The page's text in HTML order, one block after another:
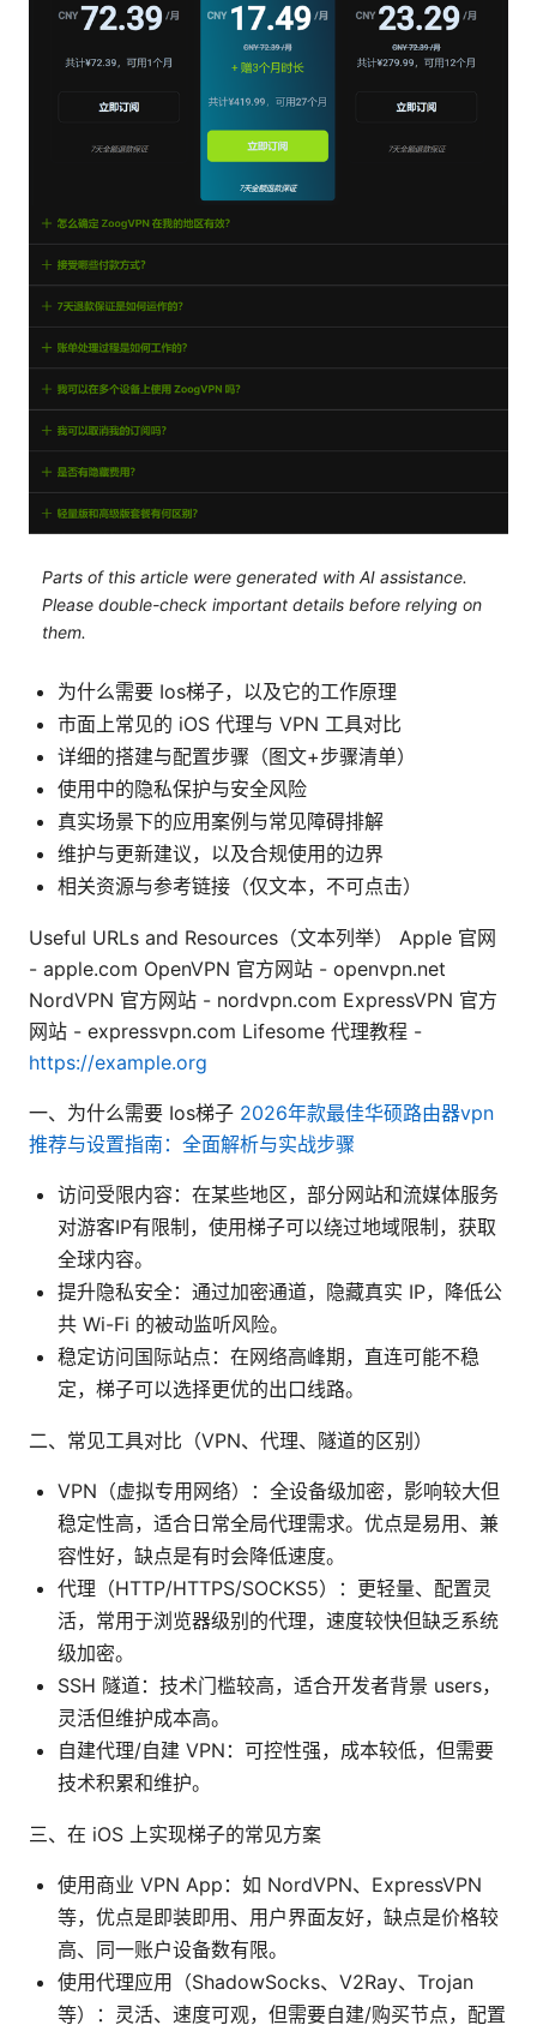
Parts of this article were generated with AI assistance.
Please double-check important details before relying on
them.
为什么需要 Ios梯子，以及它的工作原理
市面上常见的 iOS 代理与 VPN 工具对比
详细的搭建与配置步骤（图文+步骤清单）
使用中的隐私保护与安全风险
真实场景下的应用案例与常见障碍排解
维护与更新建议，以及合规使用的边界
相关资源与参考链接（仅文本，不可点击）
Useful URLs and Resources（文本列举） Apple 官网
- apple.com OpenVPN 官方网站 - openvpn.net
NordVPN 官方网站 - nordvpn.com ExpressVPN 官方
网站 - expressvpn.com Lifesome 代理教程 -
https://example.org
一、为什么需要 Ios梯子 2026年款最佳华硕路由器vpn
推荐与设置指南：全面解析与实战步骤
访问受限内容：在某些地区，部分网站和流媒体服务
对游客IP有限制，使用梯子可以绕过地域限制，获取
全球内容。
提升隐私安全：通过加密通道，隐藏真实 IP，降低公
共 Wi-Fi 的被动监听风险。
稳定访问国际站点：在网络高峰期，直连可能不稳
定，梯子可以选择更优的出口线路。
二、常见工具对比（VPN、代理、隧道的区别）
VPN（虚拟专用网络）：全设备级加密，影响较大但
稳定性高，适合日常全局代理需求。优点是易用、兼
容性好，缺点是有时会降低速度。
代理（HTTP/HTTPS/SOCKS5）：更轻量、配置灵
活，常用于浏览器级别的代理，速度较快但缺乏系统
级加密。
SSH 隧道：技术门槛较高，适合开发者背景 users，
灵活但维护成本高。
自建代理/自建 VPN：可控性强，成本较低，但需要
技术积累和维护。
三、在 iOS 上实现梯子的常见方案
使用商业 VPN App：如 NordVPN、ExpressVPN
等，优点是即装即用、用户界面友好，缺点是价格较
高、同一账户设备数有限。
使用代理应用（ShadowSocks、V2Ray、Trojan
等）：灵活、速度可观，但需要自建/购买节点，配置